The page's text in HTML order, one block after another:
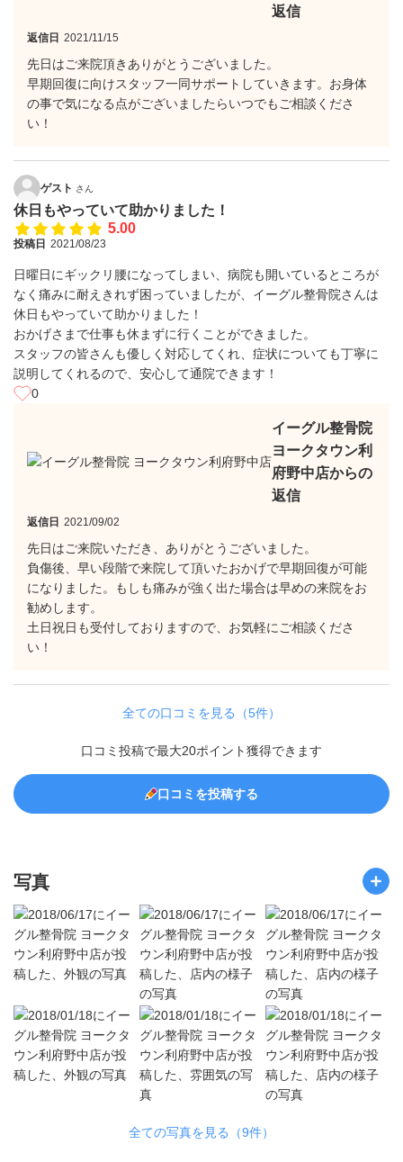
返信
返信日 2021/11/15
先日はご来院頂きありがとうございました。
早期回復に向けスタッフ一同サポートしていきます。お身体
の事で気になる点がございましたらいつでもご相談くださ
い！
ゲスト さん
休日もやっていて助かりました！
5.00
投稿日 2021/08/23
日曜日にギックリ腰になってしまい、病院も開いているところが
なく痛みに耐えきれず困っていましたが、イーグル整骨院さんは
休日もやっていて助かりました！
おかげさまで仕事も休まずに行くことができました。
スタッフの皆さんも優しく対応してくれ、症状についても丁寧に
説明してくれるので、安心して通院できます！
0
イーグル整骨院
ヨークタウン利
府野中店からの
返信
返信日 2021/09/02
先日はご来院いただき、ありがとうございました。
負傷後、早い段階で来院して頂いたおかげで早期回復が可能
になりました。もしも痛みが強く出た場合は早めの来院をお
勧めします。
土日祝日も受付しておりますので、お気軽にご相談くださ
い！
全ての口コミを見る（5件）
口コミ投稿で最大20ポイント獲得できます
口コミを投稿する
写真
全ての写真を見る（9件）